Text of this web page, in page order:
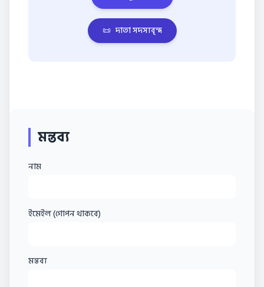
📜 দাতা সদস্যবৃন্দ
মন্তব্য
নাম
ইমেইল (গোপন থাকবে)
মন্তব্য